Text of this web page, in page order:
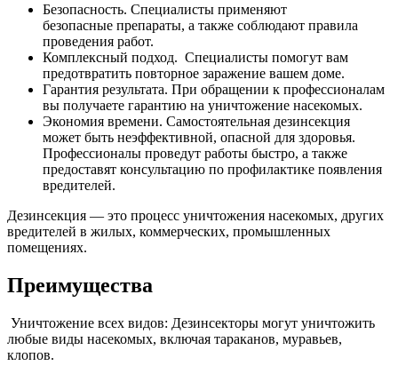
Безопасность. Специалисты применяют
безопасные препараты, а также соблюдают правила
проведения работ.
Комплексный подход. Специалисты помогут вам
предотвратить повторное заражение вашем доме.
Гарантия результата. При обращении к профессионалам
вы получаете гарантию на уничтожение насекомых.
Экономия времени. Самостоятельная дезинсекция
может быть неэффективной, опасной для здоровья.
Профессионалы проведут работы быстро, а также
предоставят консультацию по профилактике появления
вредителей.
Дезинсекция — это процесс уничтожения насекомых, других
вредителей в жилых, коммерческих, промышленных
помещениях.
Преимущества
Уничтожение всех видов: Дезинсекторы могут уничтожить
любые виды насекомых, включая тараканов, муравьев,
клопов.